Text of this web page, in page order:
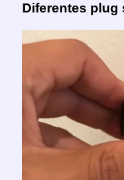
Diferentes plug